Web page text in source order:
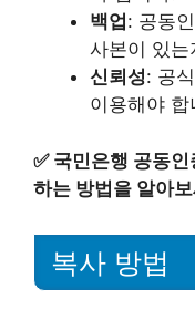
백업 : 공동
사본이 있는
신뢰성: 공
이용해야 합
✅ 국민은행 공동
하는 방법을 알아
복사 방법